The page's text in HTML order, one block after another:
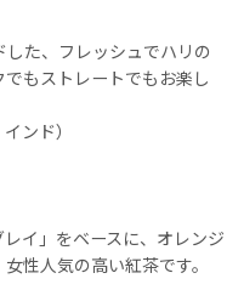
た、フレッシュでハリの
もストレートでもお楽し
ンド）
イ」をベースに、オレンジ
性人気の高い紅茶です。